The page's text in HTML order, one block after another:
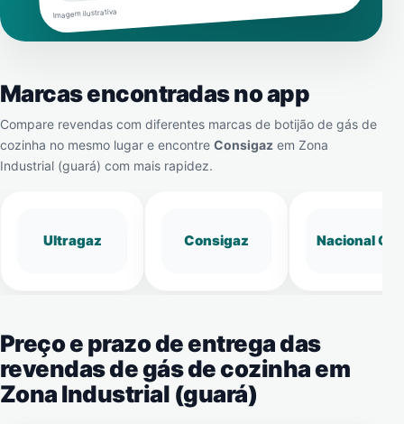
Imagem ilustrativa
Marcas encontradas no app
Compare revendas com diferentes marcas de botijão de gás de
cozinha no mesmo lugar e encontre Consigaz em Zona
Industrial (guará) com mais rapidez.
Ultragaz Consigaz Nacional Gás
Preço e prazo de entrega das
revendas de gás de cozinha em
Zona Industrial (guará)